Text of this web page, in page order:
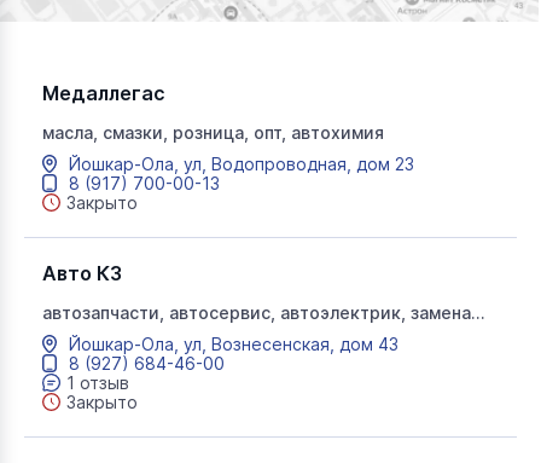
Медаллегас
масла, смазки, розница, опт, автохимия
Йошкар-Ола, ул, Водопроводная, дом 23
8 (917) 700-00-13
Закрыто
Авто К3
автозапчасти, автосервис, автоэлектрик, замена
стекол, Авто К3, Авто К-3
Йошкар-Ола, ул, Вознесенская, дом 43
8 (927) 684-46-00
1 отзыв
Закрыто